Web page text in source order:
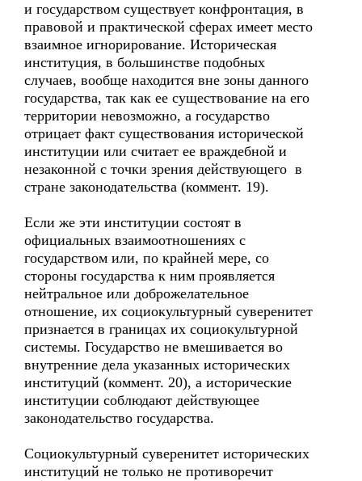
и государством существует конфронтация, в
правовой и практической сферах имеет место
взаимное игнорирование. Историческая
институция, в большинстве подобных
случаев, вообще находится вне зоны данного
государства, так как ее существование на его
территории невозможно, а государство
отрицает факт существования исторической
институции или считает ее враждебной и
незаконной с точки зрения действующего в
стране законодательства (коммент. 19).
Если же эти институции состоят в
официальных взаимоотношениях с
государством или, по крайней мере, со
стороны государства к ним проявляется
нейтральное или доброжелательное
отношение, их социокультурный суверенитет
признается в границах их социокультурной
системы. Государство не вмешивается во
внутренние дела указанных исторических
институций (коммент. 20), а исторические
институции соблюдают действующее
законодательство государства.
Социокультурный суверенитет исторических
институций не только не противоречит